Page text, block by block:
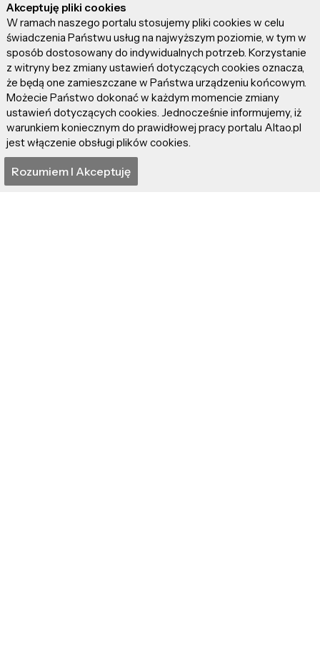
Akceptuję pliki cookies
W ramach naszego portalu stosujemy pliki cookies w celu
świadczenia Państwu usług na najwyższym poziomie, w tym w
sposób dostosowany do indywidualnych potrzeb. Korzystanie
z witryny bez zmiany ustawień dotyczących cookies oznacza,
że będą one zamieszczane w Państwa urządzeniu końcowym.
Możecie Państwo dokonać w każdym momencie zmiany
ustawień dotyczących cookies. Jednocześnie informujemy, iż
warunkiem koniecznym do prawidłowej pracy portalu Altao.pl
jest włączenie obsługi plików cookies.
Rozumiem I Akceptuję